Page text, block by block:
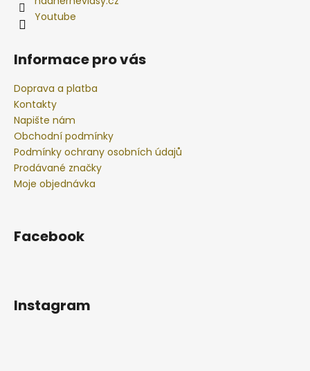
Youtube
Informace pro vás
Doprava a platba
Kontakty
Napište nám
Obchodní podmínky
Podmínky ochrany osobních údajů
Prodávané značky
Moje objednávka
Facebook
Instagram